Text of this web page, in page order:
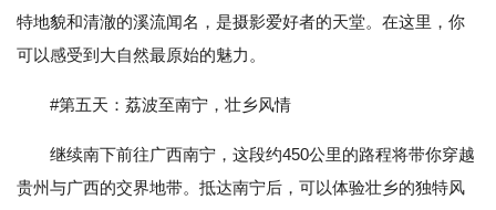
特地貌和清澈的溪流闻名，是摄影爱好者的天堂。在这里，你
可以感受到大自然最原始的魅力。
#第五天：荔波至南宁，壮乡风情
继续南下前往广西南宁，这段约450公里的路程将带你穿越
贵州与广西的交界地带。抵达南宁后，可以体验壮乡的独特风